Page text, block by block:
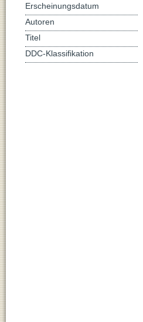
Erscheinungsdatum
Autoren
Titel
DDC-Klassifikation